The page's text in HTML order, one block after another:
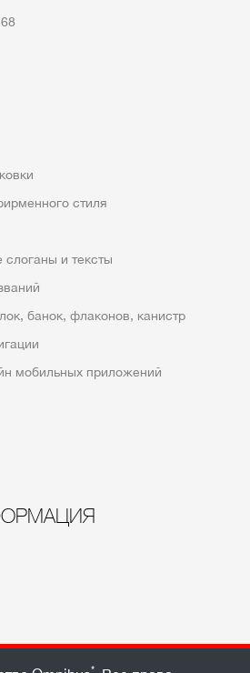
стиля
слоганы и тексты
банок, флаконов, канистр
мобильных приложений
*